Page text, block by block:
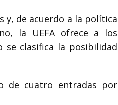
y, de acuerdo a la política
la UEFA ofrece a los
se clasifica la posibilidad
de cuatro entradas por